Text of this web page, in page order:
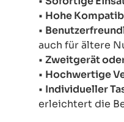
• Hohe
•
auch für ältere
• Zweitgerät
• Hochwertige
• Individueller
erleichtert die